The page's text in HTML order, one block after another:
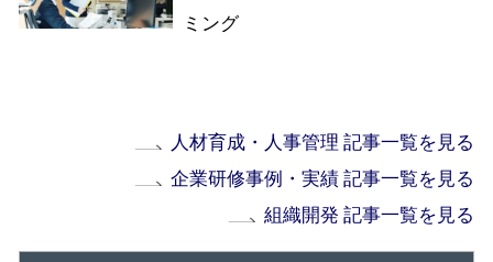
ミング
人材育成・人事管理 記事一覧を見る
企業研修事例・実績 記事一覧を見る
組織開発 記事一覧を見る